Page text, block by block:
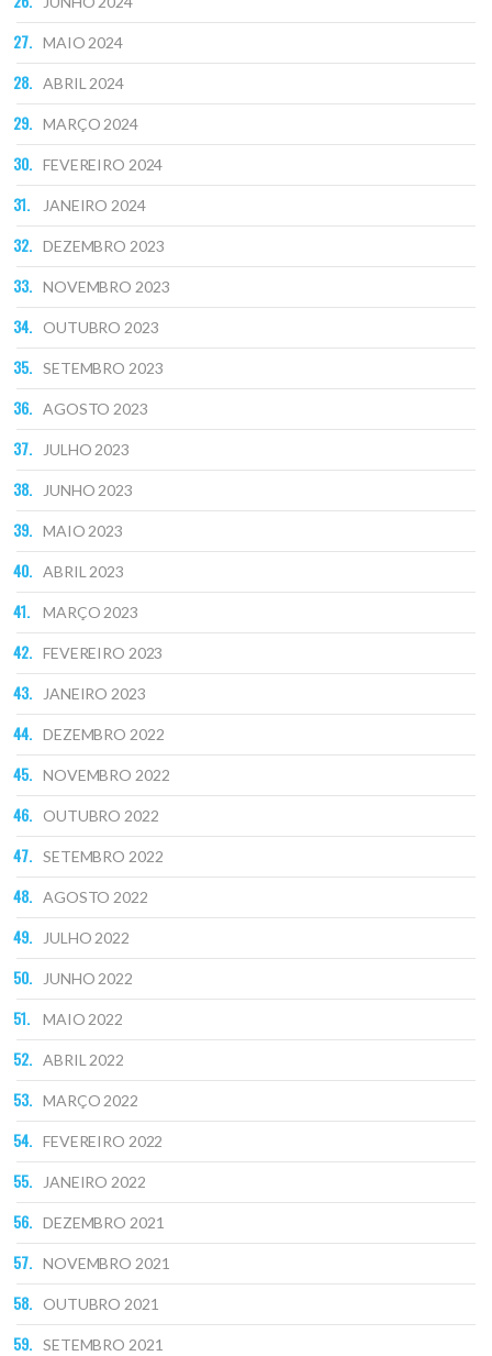
MAIO 2024
ABRIL 2024
MARÇO 2024
FEVEREIRO 2024
JANEIRO 2024
DEZEMBRO 2023
NOVEMBRO 2023
OUTUBRO 2023
SETEMBRO 2023
AGOSTO 2023
JULHO 2023
JUNHO 2023
MAIO 2023
ABRIL 2023
MARÇO 2023
FEVEREIRO 2023
JANEIRO 2023
DEZEMBRO 2022
NOVEMBRO 2022
OUTUBRO 2022
SETEMBRO 2022
AGOSTO 2022
JULHO 2022
JUNHO 2022
MAIO 2022
ABRIL 2022
MARÇO 2022
FEVEREIRO 2022
JANEIRO 2022
DEZEMBRO 2021
NOVEMBRO 2021
OUTUBRO 2021
SETEMBRO 2021